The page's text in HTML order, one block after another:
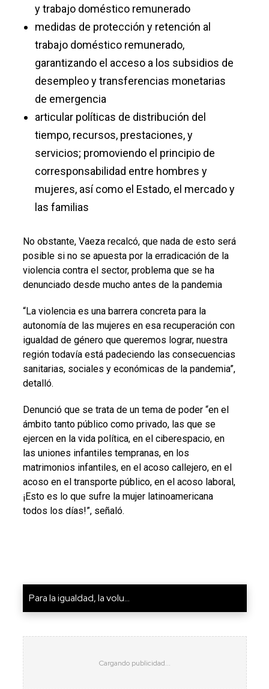
y trabajo doméstico remunerado
medidas de protección y retención al
trabajo doméstico remunerado,
garantizando el acceso a los subsidios de
desempleo y transferencias monetarias
de emergencia
articular políticas de distribución del
tiempo, recursos, prestaciones, y
servicios; promoviendo el principio de
corresponsabilidad entre hombres y
mujeres, así como el Estado, el mercado y
las familias
No obstante, Vaeza recalcó, que nada de esto será
posible si no se apuesta por la erradicación de la
violencia contra el sector, problema que se ha
denunciado desde mucho antes de la pandemia
“La violencia es una barrera concreta para la
autonomía de las mujeres en esa recuperación con
igualdad de género que queremos lograr, nuestra
región todavía está padeciendo las consecuencias
sanitarias, sociales y económicas de la pandemia”,
detalló.
Denunció que se trata de un tema de poder “en el
ámbito tanto público como privado, las que se
ejercen en la vida política, en el ciberespacio, en
las uniones infantiles tempranas, en los
matrimonios infantiles, en el acoso callejero, en el
acoso en el transporte público, en el acoso laboral,
¡Esto es lo que sufre la mujer latinoamericana
todos los días!”, señaló.
Para la igualdad, la volu...